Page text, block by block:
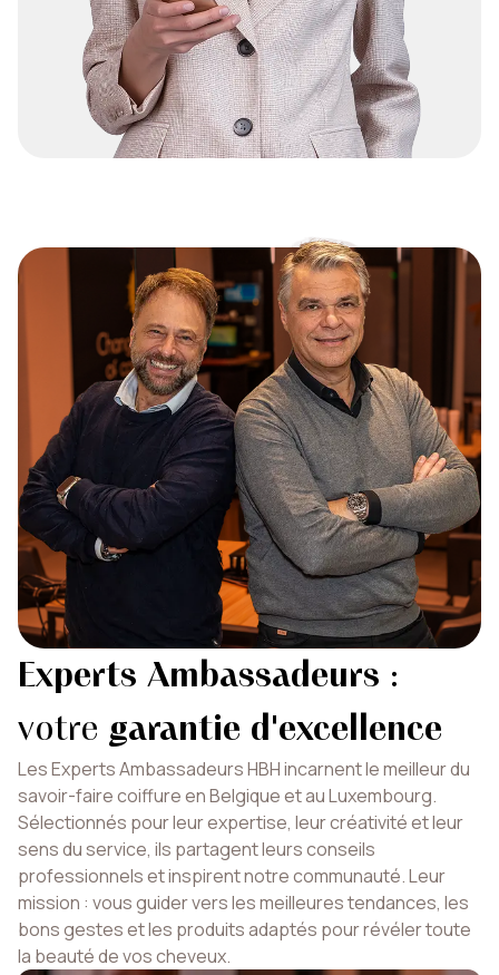
Experts Ambassadeurs :
votre garantie d'excellence
Les Experts Ambassadeurs HBH incarnent le meilleur du
savoir-faire coiffure en Belgique et au Luxembourg.
Sélectionnés pour leur expertise, leur créativité et leur
sens du service, ils partagent leurs conseils
professionnels et inspirent notre communauté. Leur
mission : vous guider vers les meilleures tendances, les
bons gestes et les produits adaptés pour révéler toute
la beauté de vos cheveux.